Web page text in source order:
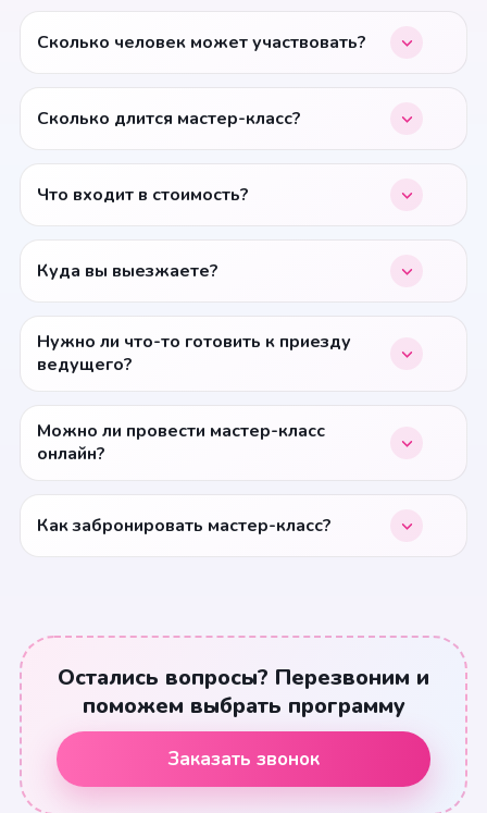
Сколько человек может участвовать?
Сколько длится мастер-класс?
Что входит в стоимость?
Куда вы выезжаете?
Нужно ли что-то готовить к приезду
ведущего?
Можно ли провести мастер-класс
онлайн?
Как забронировать мастер-класс?
Остались вопросы? Перезвоним и
поможем выбрать программу
Заказать звонок